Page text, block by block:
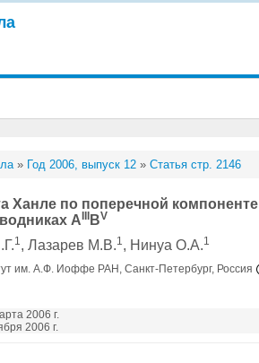
» Год 2006, выпуск 12 »Статья стр. 2146
Ханле по поперечной
A
BV
1, Лазарев М.В.1, Нинуа О.А.1
им. А.Ф. Иоффе РАН, Санкт-Петербург, Россия
2006 г.
2006 г.